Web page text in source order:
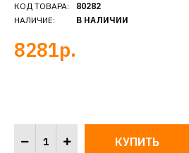
КОД ТОВАРА:
НАЛИЧИЕ:
80282
В НАЛИЧИИ
8281р.